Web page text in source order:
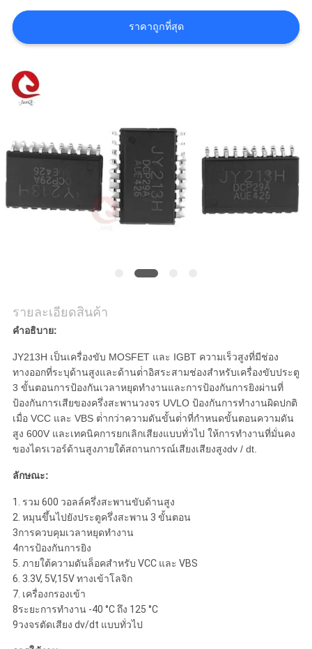
ใบ
เสนอ
ราคา
เว็บไซต์
นโยบาย
ส่วน
ราคาถูกที่สุด
รายละเอียดสินค้า
คําอธิบาย:
JY213H เป็นเครื่องขับ MOSFET และ IGBT ความเร็วสูงที่มีช่อง
ทางออกที่ระบุด้านสูงและด้านต่ําอิสระสามช่องสําหรับเครื่องขับประตู
3 ขั้นตอนการป้องกันเวลาหยุดทํางานและการป้องกันการยิงผ่านที่
ป้องกันการเสียของครึ่งสะพานวงจร UVLO ป้องกันการทํางานผิดปกติ
เมื่อ VCC และ VBS ต่ํากว่าความดันขั้นต่ําที่กําหนดขั้นตอนความดัน
สูง 600V และเทคนิคการยกเลิกเสียงแบบทั่วไป ให้การทํางานที่มั่นคง
ของไดรเวอร์ด้านสูงภายใต้สถานการณ์เสียงเสียงสูงdv / dt.
ลักษณะ:
1. รวม 600 วอลล์ครึ่งสะพานขับด้านสูง
2. หมุนขึ้นไปยังประตูครึ่งสะพาน 3 ขั้นตอน
3การควบคุมเวลาหยุดทํางาน
4การป้องกันการยิง
5. ภายใต้ความดันล็อคสําหรับ VCC และ VBS
6. 3.3V, 5V,15V ทางเข้าโลจิก
7. เครื่องกรองเข้า
8ระยะการทํางาน -40 °C ถึง 125 °C
9วงจรตัดเสียง dv/dt แบบทั่วไป